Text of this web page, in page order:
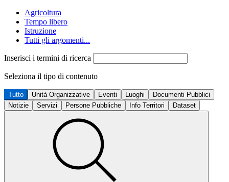
Agricoltura
Tempo libero
Istruzione
Tutti gli argomenti...
Inserisci i termini di ricerca
Seleziona il tipo di contenuto
Tutto Unità Organizzative Eventi Luoghi
Documenti Pubblici
Notizie
Servizi Persone Pubbliche Info Territori Dataset